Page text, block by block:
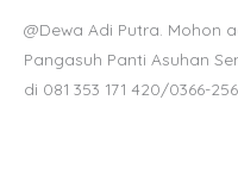
@Dewa Adi Putra. Mohon
Pangasuh Panti Asuhan
di 081 353 171 420/0366-